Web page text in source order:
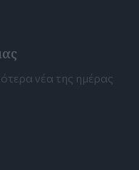
νέα της ημέρας